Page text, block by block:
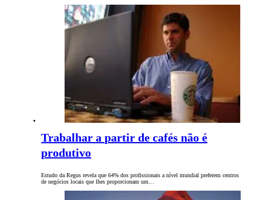
Trabalhar a partir de cafés não é
produtivo
Estudo da Regus revela que 64% dos profissionais a nível mundial preferem centros
de negócios locais que lhes proporcionam um…